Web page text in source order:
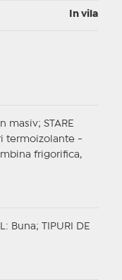
In vila
masiv; STARE
termoizolante -
frigorifica,
: Buna;
TIPURI DE